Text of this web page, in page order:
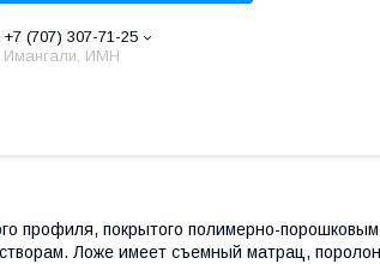
+7 (707) 307-71-25
Имангали, ИМН
профиля, покрытого полимерно-
Ложе имеет съемный матрац,